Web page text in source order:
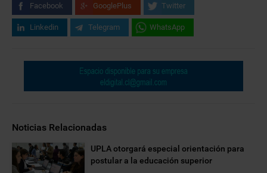
Facebook GooglePlus Twitter
Linkedin Telegram WhatsApp
Noticias Relacionadas
UPLA otorgará especial orientación para
postular a la educación superior